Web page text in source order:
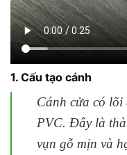
1. Cấu tạo cánh
Cánh cửa có lõi
PVC. Đây là
vụn gỗ mịn và